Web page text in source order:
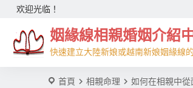
欢迎光临！
姻緣線相親婚姻介紹
快速建立大陸新娘或越南新娘姻緣線
首頁 相親命理 如何在相親中從